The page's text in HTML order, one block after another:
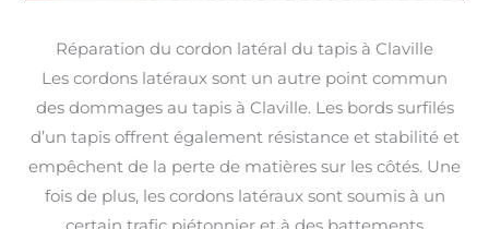
Réparation du cordon latéral du tapis à Claville
Les cordons latéraux sont un autre point commun
des dommages au tapis à Claville. Les bords surfilés
d’un tapis offrent également résistance et stabilité et
empêchent de la perte de matières sur les côtés. Une
fois de plus, les cordons latéraux sont soumis à un